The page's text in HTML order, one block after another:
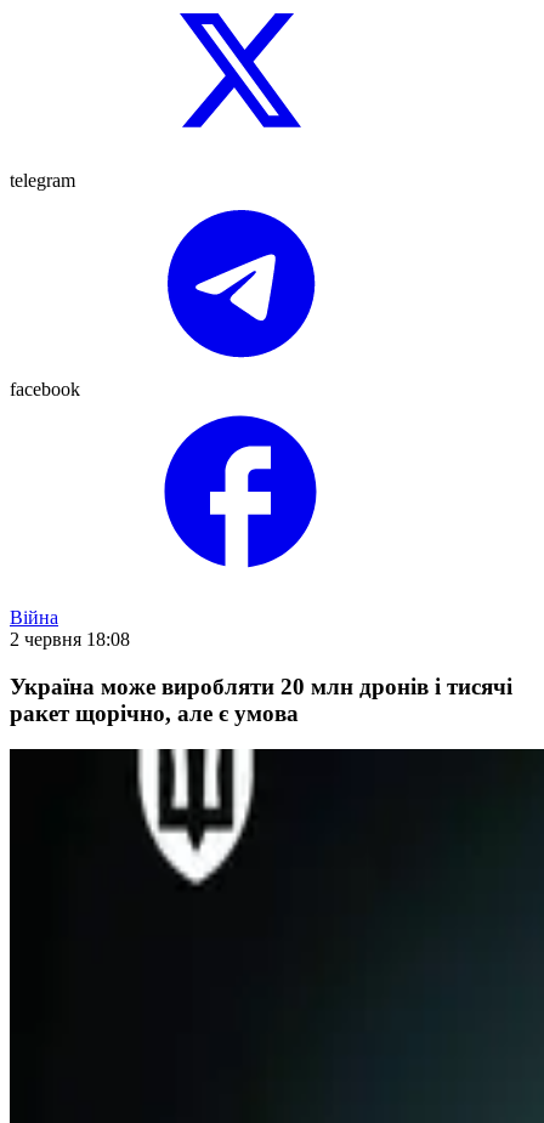
telegram
facebook
Війна
2 червня 18:08
Україна може виробляти 20 млн дронів і тисячі
ракет щорічно, але є умова